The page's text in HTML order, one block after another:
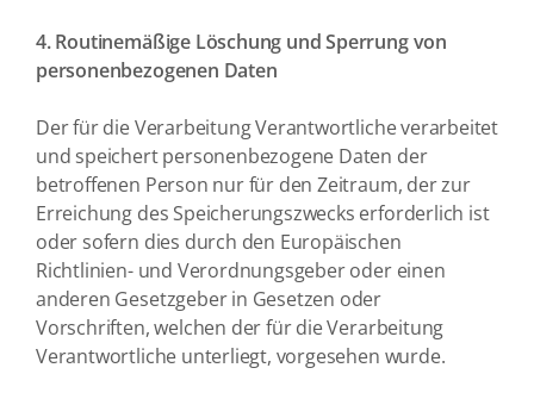
4. Routinemäßige Löschung und Sperrung von
personenbezogenen Daten
Der für die Verarbeitung Verantwortliche verarbeitet
und speichert personenbezogene Daten der
betroffenen Person nur für den Zeitraum, der zur
Erreichung des Speicherungszwecks erforderlich ist
oder sofern dies durch den Europäischen
Richtlinien- und Verordnungsgeber oder einen
anderen Gesetzgeber in Gesetzen oder
Vorschriften, welchen der für die Verarbeitung
Verantwortliche unterliegt, vorgesehen wurde.